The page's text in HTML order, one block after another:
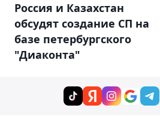
Россия и Казахстан
обсудят создание СП на
базе петербургского
"Диаконта"